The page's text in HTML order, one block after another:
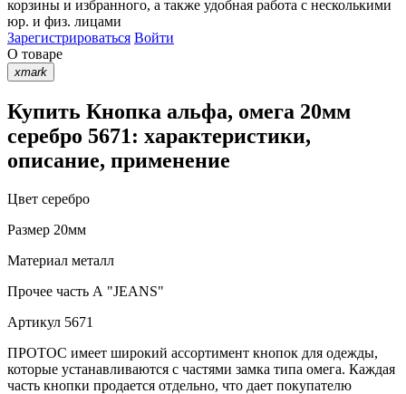
корзины и избранного, а также удобная работа с несколькими
юр. и физ. лицами
Зарегистрироваться Войти
О товаре
xmark
Купить Кнопка альфа, омега 20мм
серебро 5671: характеристики,
описание, применение
Цвет серебро
Размер 20мм
Материал металл
Прочее часть А "JEANS"
Артикул 5671
ПРОТОС имеет широкий ассортимент кнопок для одежды,
которые устанавливаются с частями замка типа омега. Каждая
часть кнопки продается отдельно, что дает покупателю